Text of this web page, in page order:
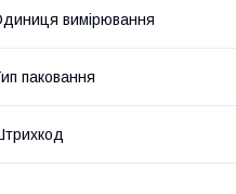
вимірювання
паковання